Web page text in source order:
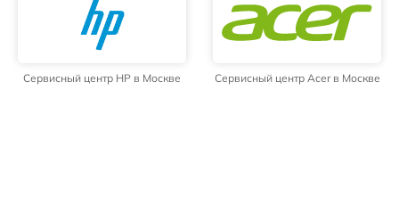
Сервисный центр HP в Москве Сервисный центр Acer в Москве